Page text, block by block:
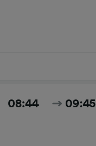
08:44 09:45